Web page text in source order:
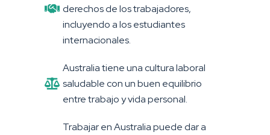
derechos de los trabajadores,
incluyendo a los estudiantes
internacionales.
Australia tiene una cultura laboral
saludable con un buen equilibrio
entre trabajo y vida personal.
Trabajar en Australia puede dar a